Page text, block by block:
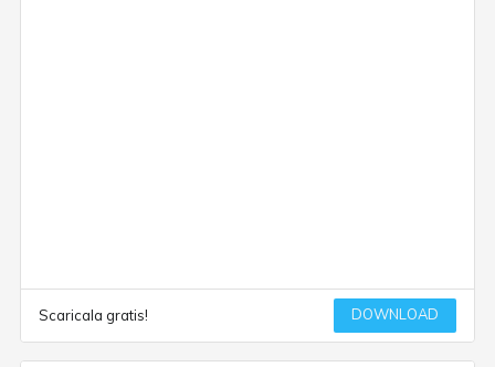
Scaricala gratis! DOWNLOAD